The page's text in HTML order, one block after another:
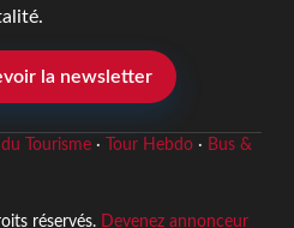
la newsletter
Tourisme· Tour Hebdo· Bus &
réservés. Devenez annonceur